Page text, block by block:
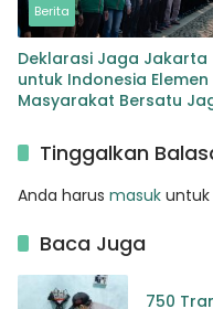
Berita
Deklarasi Jaga Jakarta
untuk Indonesia Elemen
Masyarakat Bersatu
Tinggalkan
Anda harus masuk
Baca Juga
750